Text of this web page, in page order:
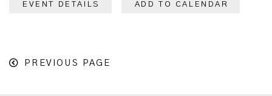
EVENT DETAILS ADD TO CALENDAR
PREVIOUS PAGE